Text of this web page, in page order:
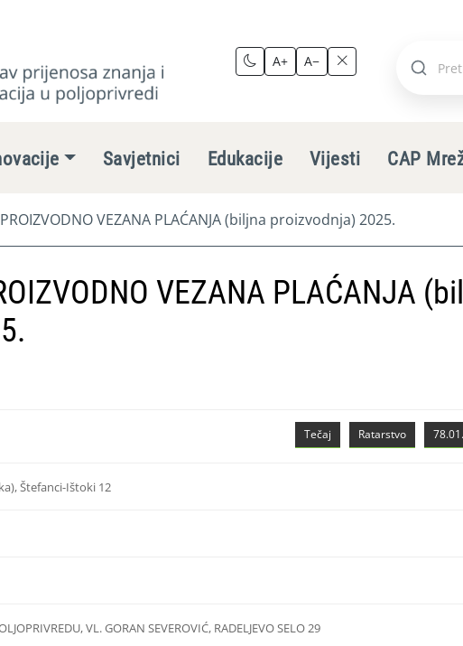
A+ A−
Pretraži
Savjetnici Edukacije Vijesti CAP
VEZANA PLAĆANJA (biljna proizvodnja) 2025.
VEZANA PLAĆANJA
Ratarstvo
Tečaj
Štefanci-Ištoki 12
VL. GORAN SEVEROVIĆ, RADELJEVO SELO 29